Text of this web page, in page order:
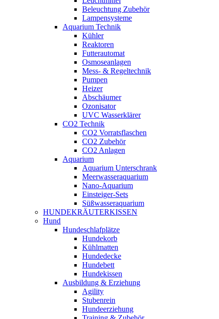
Beleuchtung Zubehör
Lampensysteme
Aquarium Technik
Kühler
Reaktoren
Futterautomat
Osmoseanlagen
Mess- & Regeltechnik
Pumpen
Heizer
Abschäumer
Ozonisator
UVC Wasserklärer
CO2 Technik
CO2 Vorratsflaschen
CO2 Zubehör
CO2 Anlagen
Aquarium
Aquarium Unterschrank
Meerwasseraquarium
Nano-Aquarium
Einsteiger-Sets
Süßwasseraquarium
HUNDEKRÄUTERKISSEN
Hund
Hundeschlafplätze
Hundekorb
Kühlmatten
Hundedecke
Hundebett
Hundekissen
Ausbildung & Erziehung
Agility
Stubenrein
Hundeerziehung